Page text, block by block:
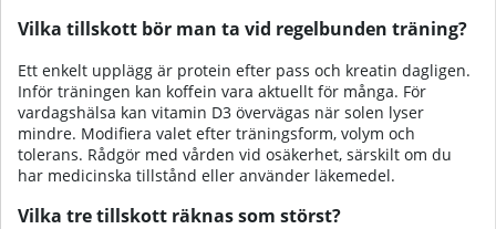
Vilka tillskott bör man ta vid regelbunden träning?
Ett enkelt upplägg är protein efter pass och kreatin dagligen.
Inför träningen kan koffein vara aktuellt för många. För
vardagshälsa kan vitamin D3 övervägas när solen lyser
mindre. Modifiera valet efter träningsform, volym och
tolerans. Rådgör med vården vid osäkerhet, särskilt om du
har medicinska tillstånd eller använder läkemedel.
Vilka tre tillskott räknas som störst?